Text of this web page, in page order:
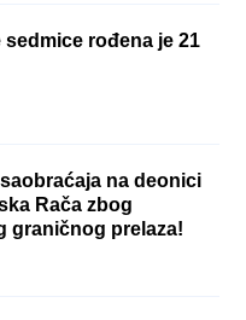
rođena je 21
na deonici
Rača zbog
graničnog prelaza!